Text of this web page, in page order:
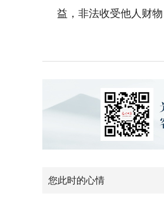
益，非法收受他人财
您此时的心情